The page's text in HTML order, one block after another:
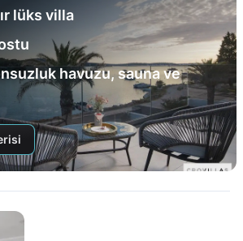
lüks villa
havuzu, sauna ve